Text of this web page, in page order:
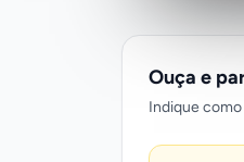
Ouça e
Indique